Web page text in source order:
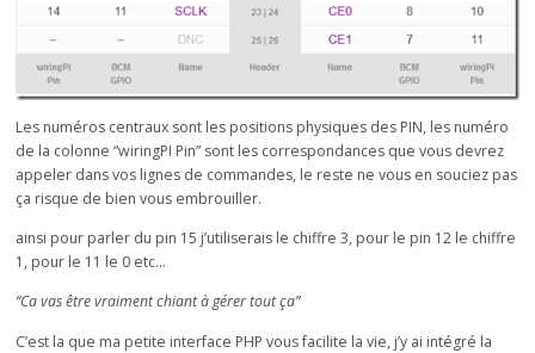
Les numéros centraux sont les positions physiques des PIN, les numéro
de la colonne “wiringPI Pin” sont les correspondances que vous devrez
appeler dans vos lignes de commandes, le reste ne vous en souciez pas
ça risque de bien vous embrouiller.
ainsi pour parler du pin 15 j’utiliserais le chiffre 3, pour le pin 12 le chiffre
1, pour le 11 le 0 etc…
“Ca vas être vraiment chiant à gérer tout ça”
C’est la que ma petite interface PHP vous facilite la vie, j’y ai intégré la